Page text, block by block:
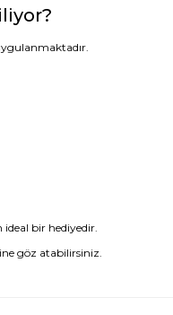
bir hediyedir.
göz atabilirsiniz.